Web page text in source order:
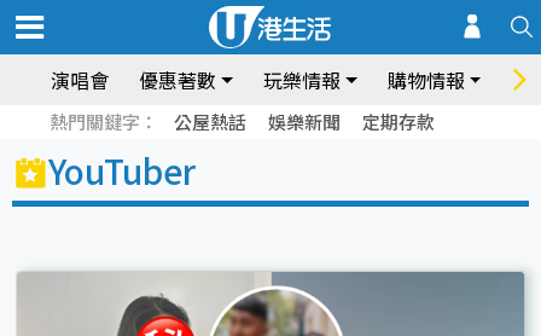
演唱會 優惠著數 玩樂情報 購物情報 飲
熱門關鍵字： 公屋熱話 娛樂新聞 定期存款
YouTuber